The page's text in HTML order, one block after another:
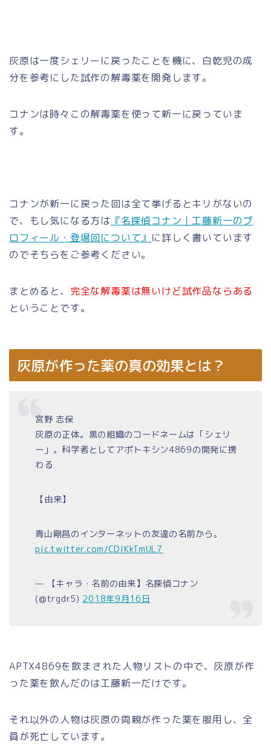
灰原は一度シェリーに戻ったことを機に、白乾児の成
分を参考にした試作の解毒薬を開発します。
コナンは時々この解毒薬を使って新一に戻っていま
す。
コナンが新一に戻った回は全て挙げるとキリがないの
で、もし気になる方は 『名探偵コナン｜工藤新一のプ
ロフィール・登場回について』 に詳しく書いています
のでそちらをご参考ください。
まとめると、 完全な解毒薬は無いけど試作品ならある
ということです。
灰原が作った薬の真の効果とは？
宮野 志保
灰原の正体。黒の組織のコードネームは「シェリ
ー」。科学者としてアポトキシン4869の開発に携
わる
【由来】
青山剛昌のインターネットの友達の名前から。
pic.twitter.com/CDlKkTmUL7
— 【キャラ・名前の由来】名探偵コナン
(@trgdr5) 2018年9月16日
APTX4869を飲まされた人物リストの中で、灰原が作
った薬を飲んだのは工藤新一だけです。
それ以外の人物は灰原の両親が作った薬を服用し、全
員が死亡しています。